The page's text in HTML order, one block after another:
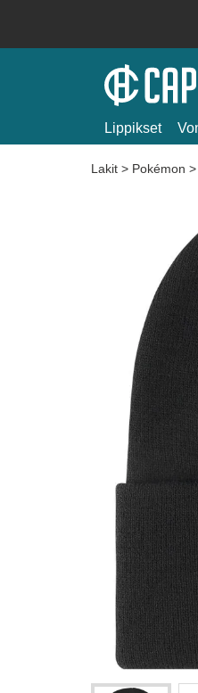
Lippikset
Lakit > Pokémon >